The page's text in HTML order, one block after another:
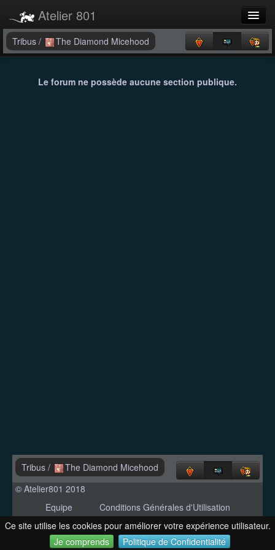
Ce site utilise les cookies pour améliorer votre expérience utilisateur.
Je comprends
Politique de Confidentialité
Atelier 801
Forums
Tribus / The Diamond Micehood
Le forum ne possède aucune section publique.
Tribus /
The Diamond Micehood
© Atelier801 2018
Equipe
Conditions Générales d'Utilisation
Politique de Confidentialité
Contact
Version 1.27